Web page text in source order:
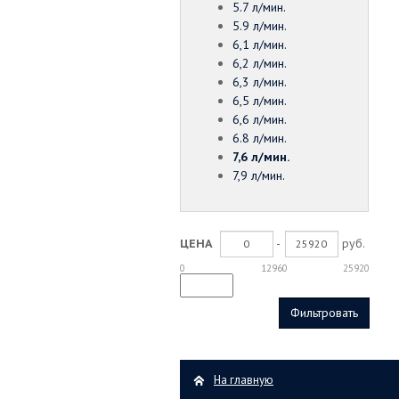
5.7 л/мин.
5.9 л/мин.
6,1 л/мин.
6,2 л/мин.
6,3 л/мин.
6,5 л/мин.
6,6 л/мин.
6.8 л/мин.
7,6 л/мин.
7,9 л/мин.
ЦЕНА - руб.
0 12960 25920
На главную